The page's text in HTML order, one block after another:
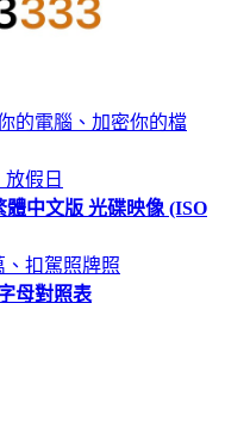
的電腦、加密你的檔
假日
體中文版 光碟映像 (ISO
、扣駕照牌照
母對照表